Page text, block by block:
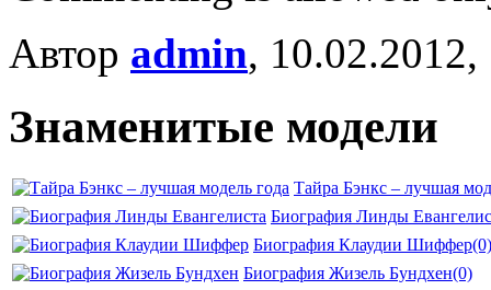
Автор admin,
Знаменитые модели
Тайра Бэнкс – лучшая
Биография Линды
Биография Клаудии Шиффер(0)
Биография Жизель Бундхен(0)